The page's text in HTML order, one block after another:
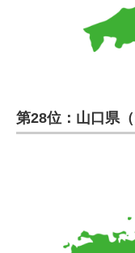
第28位：山口県（